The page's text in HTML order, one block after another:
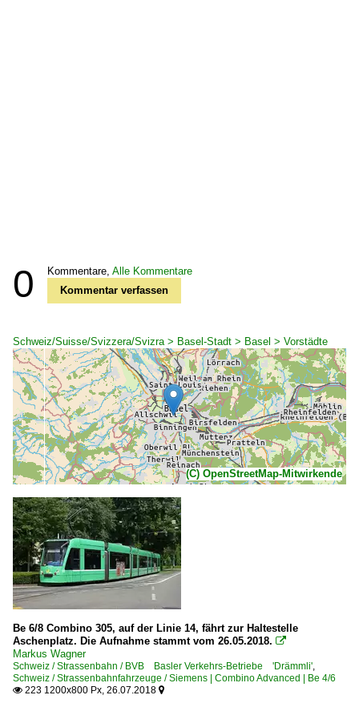
0 Kommentare, Alle Kommentare
Kommentar verfassen
Schweiz/Suisse/Svizzera/Svizra > Basel-Stadt > Basel > Vorstädte
(C) OpenStreetMap-Mitwirkende
Be 6/8 Combino 305, auf der Linie 14, fährt zur Haltestelle
Aschenplatz. Die Aufnahme stammt vom 26.05.2018. 
Markus Wagner
Schweiz / Strassenbahn / BVB Basler Verkehrs-Betriebe 'Drämmli',
Schweiz / Strassenbahnfahrzeuge / Siemens | Combino Advanced | Be 4/6
 223 1200x800 Px, 26.07.2018 